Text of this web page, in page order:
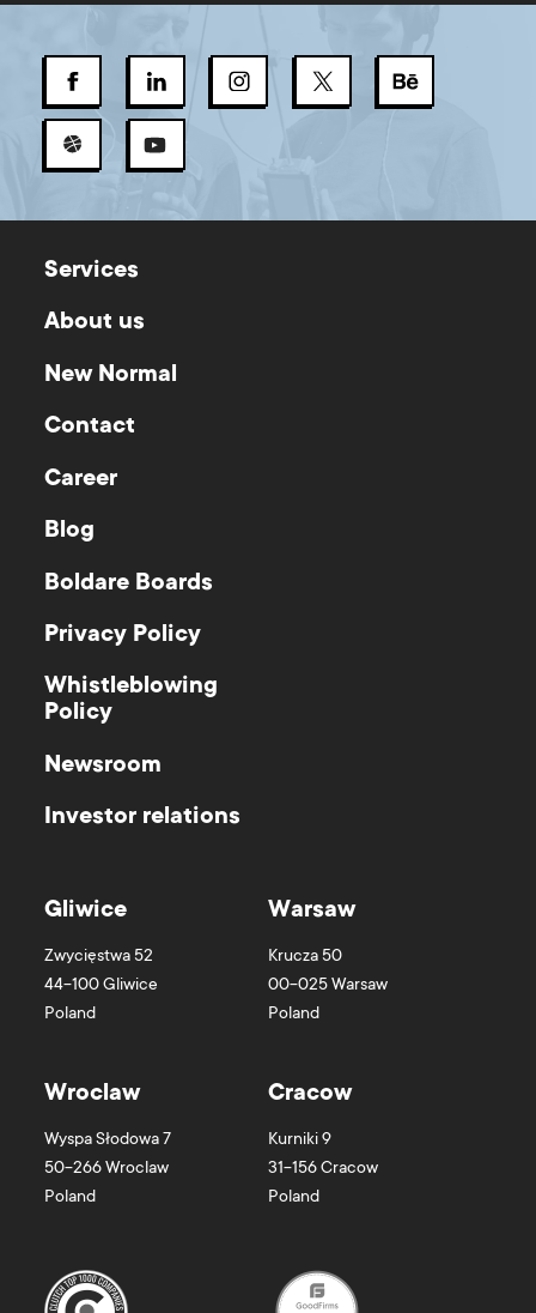
Services
About us
New Normal
Contact
Career
Blog
Boldare Boards
Privacy Policy
Whistleblowing
Policy
Newsroom
Investor relations
Gliwice
Zwycięstwa 52
44-100Gliwice
Poland
Warsaw
Krucza 50
00-025Warsaw
Poland
Wroclaw
Wyspa Słodowa 7
50-266Wroclaw
Poland
Cracow
Kurniki 9
31-156Cracow
Poland